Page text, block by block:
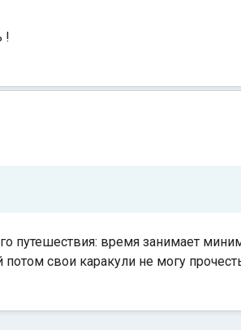
!
путешествия: время занимает
потом свои каракули не могу